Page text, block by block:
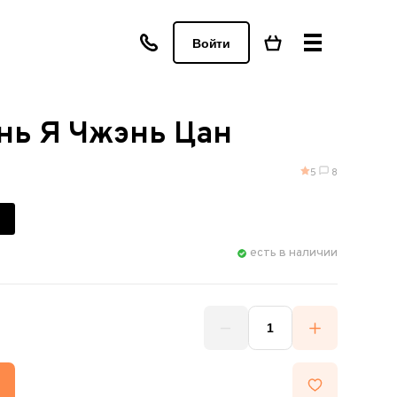
Войти
Я Чжэнь Цан
5 8
есть в наличии